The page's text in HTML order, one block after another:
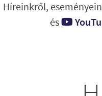
Híreinkről,
és